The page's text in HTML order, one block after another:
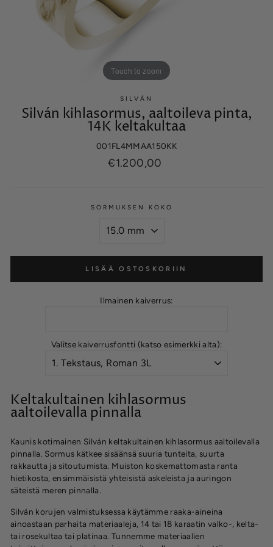
Touch to zoom
SILVÁN
Silván kihlasormus, aaltoileva pinta,
14K keltakultaa
001FL4MMAA150KK
Normaalihinta
€1.200,00
SORMUKSEN KOKO
LISÄÄ OSTOSKORIIN
Ilmainen kaiverrus:
Valitse kaiverrusfontti (katso esimerkki alta):
Keltakultainen kihlasormus
aaltoilevalla pinnalla
Kaunis kotimainen Silván keltakultainen kihlasormus aaltoilevalla
pinnalla. Sormus kätkee sisäänsä suuria tunteita, suurta
rakkautta ja sitoutumista. Muiston koskemattomasta ranta
hietikosta, ensimmäisistä yhteisistä askeleista ja auringon
säteistä meren pinnalla.
Silván korujen valmistuksessa käytämme raaka-aineina
ainoastaan parhaita materiaaleja, 14 tai 18 karaatin valko-, kelta-
tai rosekultaa tai platinaa. Tunnemme materiaalien